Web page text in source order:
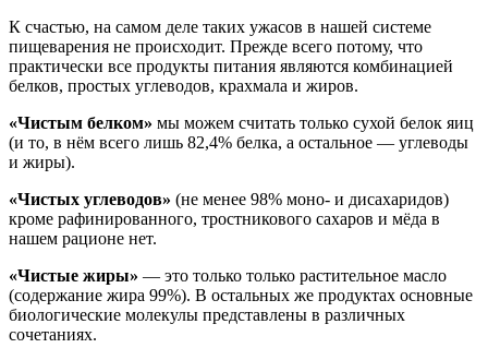
К счастью, на самом деле таких ужасов в нашей системе
пищеварения не происходит. Прежде всего потому, что
практически все продукты питания являются комбинацией
белков, простых углеводов, крахмала и жиров.
«Чистым белком» мы можем считать только сухой белок яиц
(и то, в нём всего лишь 82,4% белка, а остальное — углеводы
и жиры).
«Чистых углеводов» (не менее 98% моно- и дисахаридов)
кроме рафинированного, тростникового сахаров и мёда в
нашем рационе нет.
«Чистые жиры» — это только только растительное масло
(содержание жира 99%). В остальных же продуктах основные
биологические молекулы представлены в различных
сочетаниях.